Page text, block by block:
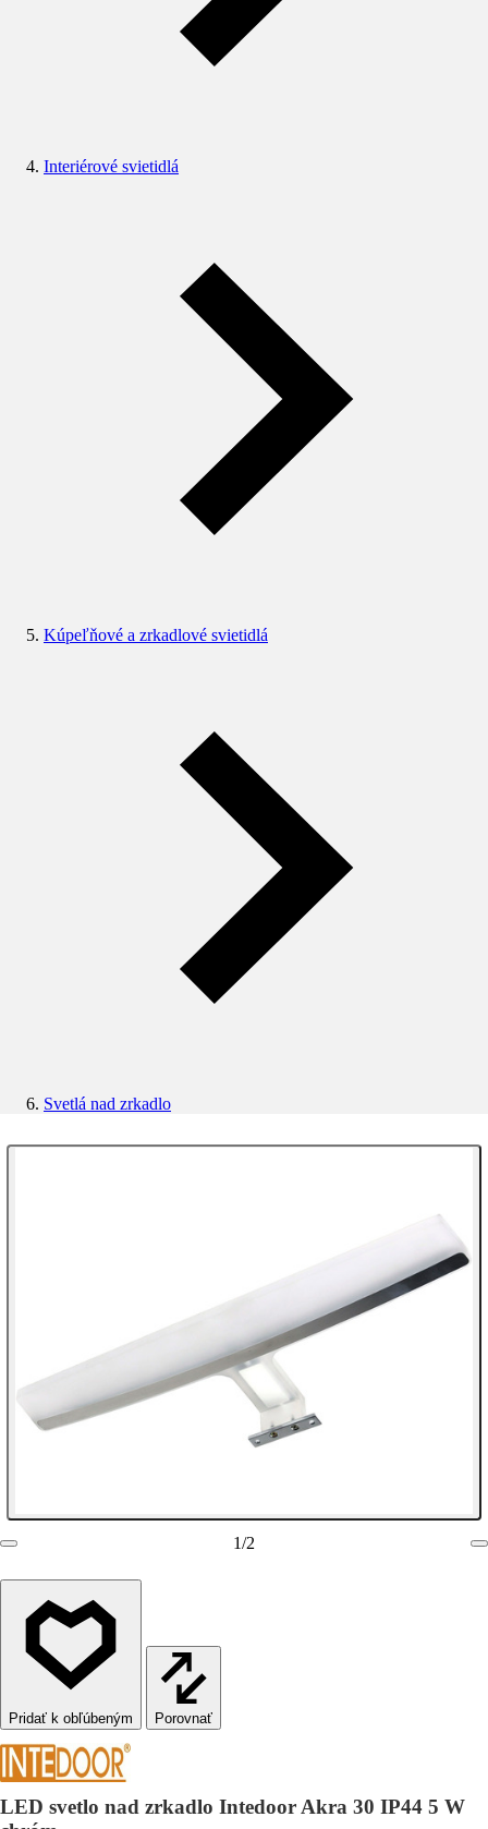
Interiérové svietidlá
Kúpeľňové a zrkadlové svietidlá
Svetlá nad zrkadlo
1/2
Porovnať
LED svetlo nad zrkadlo Intedoor Akra 30 IP44 5 W